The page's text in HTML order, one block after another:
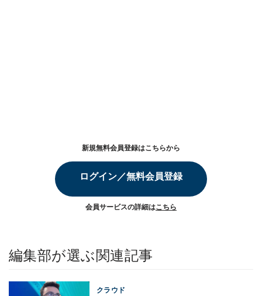
新規無料会員登録はこちらから
ログイン／無料会員登録
会員サービスの詳細はこちら
編集部が選ぶ関連記事
クラウド